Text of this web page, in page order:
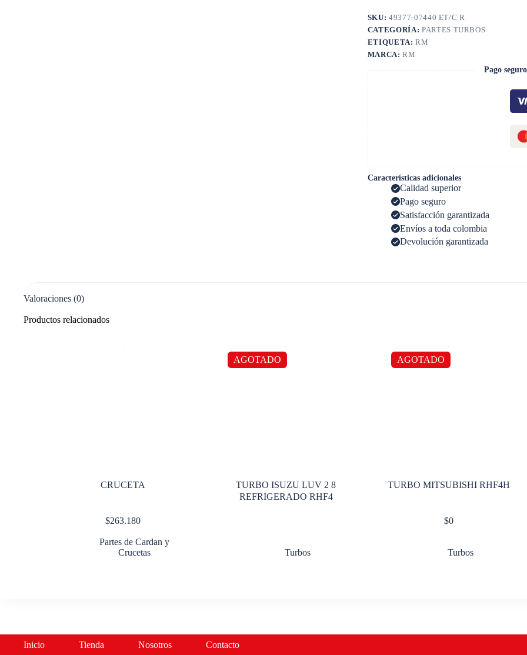
SKU:49377-07440 ET/C R
CATEGORÍA: PARTES TURBOS
ETIQUETA:RM
MARCA:RM
Pago
Características adicionales
Calidad superior
Pago seguro
Satisfacción garantizada
Envíos a toda colombia
Devolución garantizada
Valoraciones (0)
Productos relacionados
CRUCETA
$263.180
Partes de Cardan y
Crucetas
AGOTADO
TURBO ISUZU LUV 2 8
REFRIGERADO RHF4
Turbos
AGOTADO
TURBO MITSUBISHI RHF4H
$0
Turbos
Inicio Tienda Nosotros Contacto